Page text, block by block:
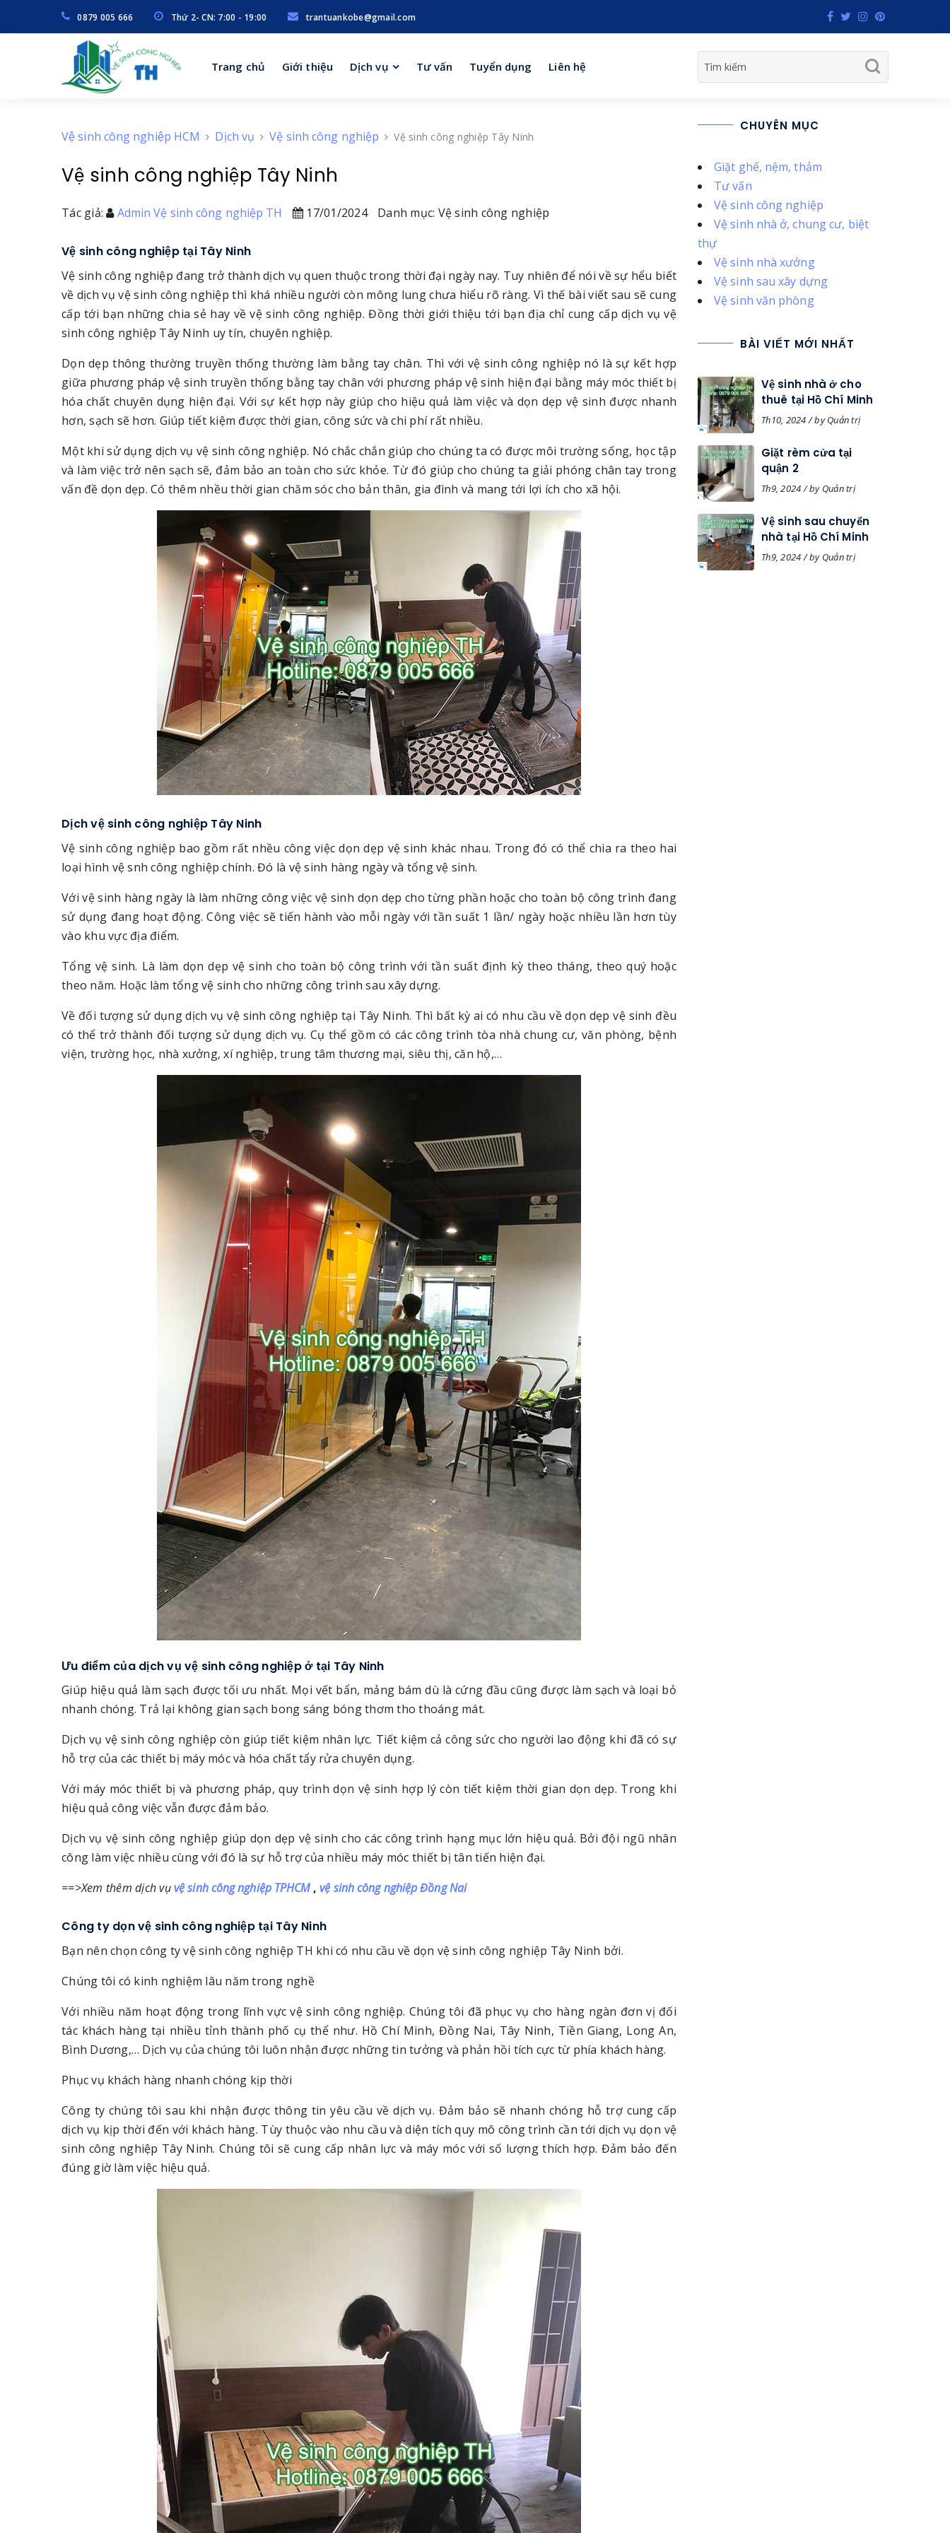
0879 005 666 Thứ 2- CN: 7:00 - 19:00 trantuankobe@gmail.com
Trang chủ Giới thiệu Dịch vụ Tư vấn Tuyển dụng Liên hệ
Vệ sinh công nghiệp HCM Dịch vụ Vệ sinh công nghiệp Vệ sinh công nghiệp Tây Ninh
Vệ sinh công nghiệp Tây Ninh
Tác giả: Admin Vệ sinh công nghiệp TH 17/01/2024 Danh mục: Vệ sinh công nghiệp
Vệ sinh công nghiệp tại Tây Ninh
Vệ sinh công nghiệp đang trở thành dịch vụ quen thuộc trong thời đại ngày nay. Tuy nhiên để nói về sự hểu biết
về dịch vụ vệ sinh công nghiệp thì khá nhiều người còn mông lung chưa hiểu rõ ràng. Vì thế bài viết sau sẽ cung
cấp tới bạn những chia sẻ hay về vệ sinh công nghiệp. Đồng thời giới thiệu tới bạn địa chỉ cung cấp dịch vụ vệ
sinh công nghiệp Tây Ninh uy tín, chuyên nghiệp.
Dọn dẹp thông thường truyền thống thường làm bằng tay chân. Thì với vệ sinh công nghiệp nó là sự kết hợp
giữa phương pháp vệ sinh truyền thống bằng tay chân với phương pháp vệ sinh hiện đại bằng máy móc thiết bị
hóa chất chuyên dụng hiện đại. Với sự kết hợp này giúp cho hiệu quả làm việc và dọn dẹp vệ sinh được nhanh
hơn, sạch sẽ hơn. Giúp tiết kiệm được thời gian, công sức và chi phí rất nhiều.
Một khi sử dụng dịch vụ vệ sinh công nghiệp. Nó chắc chắn giúp cho chúng ta có được môi trường sống, học tập
và làm việc trở nên sạch sẽ, đảm bảo an toàn cho sức khỏe. Từ đó giúp cho chúng ta giải phóng chân tay trong
vấn đề dọn dẹp. Có thêm nhều thời gian chăm sóc cho bản thân, gia đình và mang tới lợi ích cho xã hội.
Dịch vệ sinh công nghiệp Tây Ninh
Vệ sinh công nghiệp bao gồm rất nhều công việc dọn dẹp vệ sinh khác nhau. Trong đó có thể chia ra theo hai
loại hình vệ snh công nghiệp chính. Đó là vệ sinh hàng ngày và tổng vệ sinh.
Với vệ sinh hàng ngày là làm những công việc vệ sinh dọn dẹp cho từng phần hoặc cho toàn bộ công trình đang
sử dụng đang hoạt động. Công việc sẽ tiến hành vào mỗi ngày với tần suất 1 lần/ ngày hoặc nhiều lần hơn tùy
vào khu vực địa điểm.
Tổng vệ sinh. Là làm dọn dẹp vệ sinh cho toàn bộ công trình với tần suất định kỳ theo tháng, theo quý hoặc
theo năm. Hoặc làm tổng vệ sinh cho những công trình sau xây dựng.
Về đối tượng sử dụng dịch vụ vệ sinh công nghiệp tại Tây Ninh. Thì bất kỳ ai có nhu cầu về dọn dẹp vệ sinh đều
có thể trở thành đối tượng sử dụng dịch vụ. Cụ thể gồm có các công trình tòa nhà chung cư, văn phòng, bệnh
viện, trường học, nhà xưởng, xí nghiệp, trung tâm thương mại, siêu thị, căn hộ,…
Ưu điểm của dịch vụ vệ sinh công nghiệp ở tại Tây Ninh
Giúp hiệu quả làm sạch được tối ưu nhất. Mọi vết bẩn, mảng bám dù là cứng đầu cũng được làm sạch và loại bỏ
nhanh chóng. Trả lại không gian sạch bong sáng bóng thơm tho thoáng mát.
Dịch vụ vệ sinh công nghiệp còn giúp tiết kiệm nhân lực. Tiết kiệm cả công sức cho người lao động khi đã có sự
hỗ trợ của các thiết bị máy móc và hóa chất tẩy rửa chuyên dụng.
Với máy móc thiết bị và phương pháp, quy trình dọn vệ sinh hợp lý còn tiết kiệm thời gian dọn dẹp. Trong khi
hiệu quả công việc vẫn được đảm bảo.
Dịch vụ vệ sinh công nghiệp giúp dọn dẹp vệ sinh cho các công trình hạng mục lớn hiệu quả. Bởi đội ngũ nhân
công làm việc nhiều cùng với đó là sự hỗ trợ của nhiều máy móc thiết bị tân tiến hiện đại.
==>Xem thêm dịch vụvệ sinh công nghiệp TPHCM,vệ sinh công nghiệp Đồng Nai
Công ty dọn vệ sinh công nghiệp tại Tây Ninh
Bạn nên chọn công ty vệ sinh công nghiệp TH khi có nhu cầu về dọn vệ sinh công nghiệp Tây Ninh bởi.
Chúng tôi có kinh nghiệm lâu năm trong nghề
Với nhiều năm hoạt động trong lĩnh vực vệ sinh công nghiệp. Chúng tôi đã phục vụ cho hàng ngàn đơn vị đối
tác khách hàng tại nhiều tỉnh thành phố cụ thể như. Hồ Chí Minh, Đồng Nai, Tây Ninh, Tiền Giang, Long An,
Bình Dương,… Dịch vụ của chúng tôi luôn nhận được những tin tưởng và phản hồi tích cực từ phía khách hàng.
Phục vụ khách hàng nhanh chóng kịp thời
Công ty chúng tôi sau khi nhận được thông tin yêu cầu về dịch vụ. Đảm bảo sẽ nhanh chóng hỗ trợ cung cấp
dịch vụ kịp thời đến với khách hàng. Tùy thuộc vào nhu cầu và diện tích quy mô công trình cần tới dịch vụ dọn vệ
sinh công nghiệp Tây Ninh. Chúng tôi sẽ cung cấp nhân lực và máy móc với số lượng thích hợp. Đảm bảo đến
đúng giờ làm việc hiệu quả.
CHUYÊN MỤC
Giặt ghế, nệm, thảm
Tư vấn
Vệ sinh công nghiệp
Vệ sinh nhà ở, chung cư, biệt
thự
Vệ sinh nhà xưởng
Vệ sinh sau xây dựng
Vệ sinh văn phòng
BÀI VIẾT MỚI NHẤT
Vệ sinh nhà ở cho
thuê tại Hồ Chí Minh
Th10, 2024 / by Quản trị
Giặt rèm cửa tại
quận 2
Th9, 2024 / by Quản trị
Vệ sinh sau chuyển
nhà tại Hồ Chí Minh
Th9, 2024 / by Quản trị